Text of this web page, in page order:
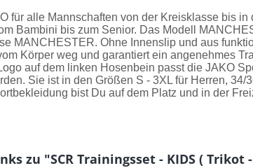
für alle Mannschaften von der Kreisklasse bis
Bambini bis zum Senior. Das Modell
MANCHESTER. Ohne Innenslip und aus
Körper weg und garantiert ein angenehmes
auf dem linken Hosenbein passt die JAKO
Sie ist in den Größen S - 3XL für Herren,
bist Du auf dem Platz und in der
zu "SCR Trainingsset - KIDS ( Trikot